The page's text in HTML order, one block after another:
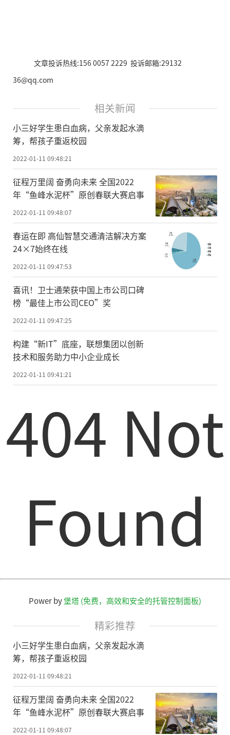
文章投诉热线:156 0057 2229 投诉邮箱:29132
36@qq.com
相关新闻
小三好学生患白血病，父亲发起水滴
筹，帮孩子重返校园
2022-01-11 09:48:21
征程万里阔 奋勇向未来 全国2022
年“鱼峰水泥杯”原创春联大赛启事
2022-01-11 09:48:07
春运在即 高仙智慧交通清洁解决方案
24×7始终在线
2022-01-11 09:47:53
喜讯！卫士通荣获中国上市公司口碑
榜“最佳上市公司CEO”奖
2022-01-11 09:47:25
构建“新IT”底座，联想集团以创新
技术和服务助力中小企业成长
2022-01-11 09:41:21
404 Not
Found
Power by堡塔 (免费，高效和安全的托管控制面板)
精彩推荐
小三好学生患白血病，父亲发起水滴
筹，帮孩子重返校园
2022-01-11 09:48:21
征程万里阔 奋勇向未来 全国2022
年“鱼峰水泥杯”原创春联大赛启事
2022-01-11 09:48:07